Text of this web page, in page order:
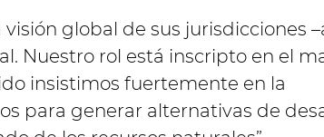
global de sus jurisdicciones
Nuestro rol está inscripto en el
insistimos fuertemente en la
para generar alternativas de